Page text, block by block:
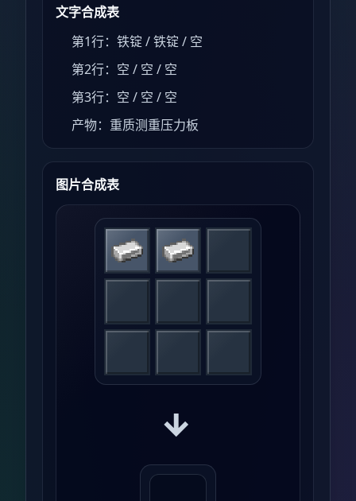
文字合成表
第1行：铁锭 / 铁锭 / 空
第2行：空 / 空 / 空
第3行：空 / 空 / 空
产物：重质测重压力板
图片合成表
→